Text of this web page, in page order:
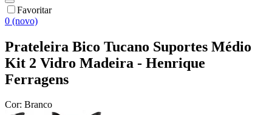
Favoritar
0 (novo)
Prateleira Bico Tucano Suportes Médio
Kit 2 Vidro Madeira - Henrique
Ferragens
Cor: Branco